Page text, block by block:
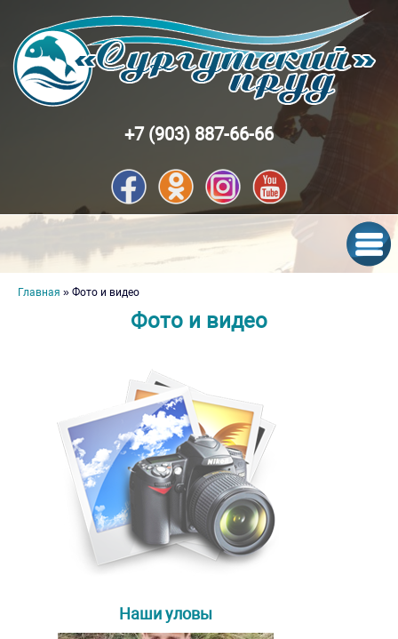
+7 (903) 887-66-66
Вы здесь
Главная » Фото и видео
Фото и видео
Наши уловы